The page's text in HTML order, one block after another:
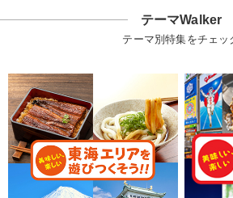
テーマWalker
テーマ別特集をチェッ